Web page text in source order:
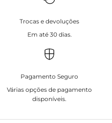
Trocas e devoluções
Em até 30 dias.
Pagamento Seguro
Várias opções de pagamento
disponíveis.